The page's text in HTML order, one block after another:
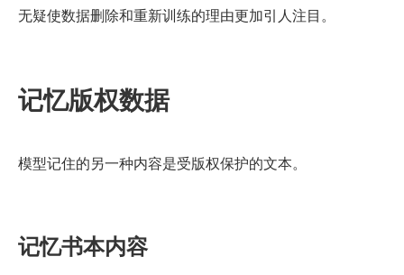
无疑使数据删除和重新训练的理由更加引人注目。
记忆版权数据
模型记住的另一种内容是受版权保护的文本。
记忆书本内容